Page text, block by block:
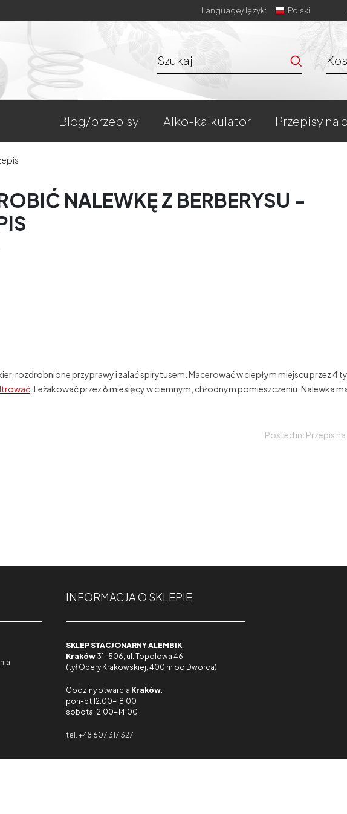
Language/Język: Polski
blog/przepisy alko-kalkulator przepisy na
NALEWKĘ Z BERBERYSU -
rozdrobnione przyprawy i zalać spirytusem. Macerować w ciepłym miejscu przez 4
. Leżakować przez 6 miesięcy w ciemnym, chłodnym pomieszczeniu. Nalewka
Posted in: Przepis
INFORMACJA O SKLEPIE
SKLEP STACJONARNY ALEMBIK
Kraków 31-506, ul. Topolowa 46
(tył Opery Krakowskiej, 400 m od Dworca)
Godziny otwarcia Kraków:
pon-pt 12.00-18.00
sobota 12.00-14.00
tel. +48 607 317 327